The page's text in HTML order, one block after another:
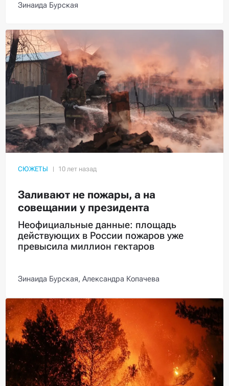
Зинаида Бурская
СЮЖЕТЫ
Заливают не пожары, а на
совещании у президента
Неофициальные данные: площадь
действующих в России пожаров уже
превысила миллион гектаров
Зинаида Бурская, Александра Копачева